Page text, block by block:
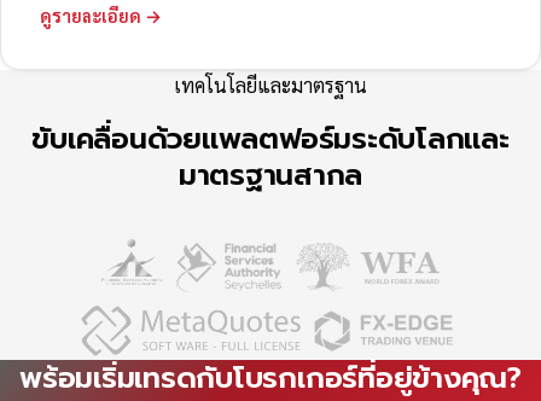
ดูรายละเอียด →
เทคโนโลยีและมาตรฐาน
ขับเคลื่อนด้วยแพลตฟอร์มระดับโลกและ
มาตรฐานสากล
พร้อมเริ่มเทรดกับโบรกเกอร์ที่อยู่ข้างคุณ?